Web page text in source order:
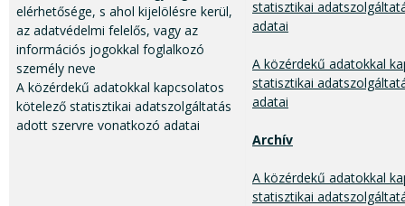
elérhetősége, s ahol kijelölésre kerül,
az adatvédelmi felelős, vagy az
információs jogokkal foglalkozó
személy neve
A közérdekű adatokkal kapcsolatos
kötelező statisztikai adatszolgáltatás
adott szervre vonatkozó adatai
statisztikai
adatai
A közérdekű adatokkal
statisztikai
adatai
Archív
A közérdekű adatokkal
statisztikai